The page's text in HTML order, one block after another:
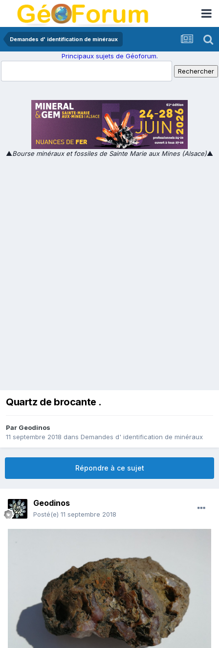
Demandes d' identification de minéraux
Principaux sujets de Géoforum.
▲Bourse minéraux et fossiles de Sainte Marie aux Mines (Alsace)▲
Quartz de brocante .
Par Geodinos
11 septembre 2018 dans Demandes d' identification de minéraux
Répondre à ce sujet
Geodinos
Posté(e) 11 septembre 2018